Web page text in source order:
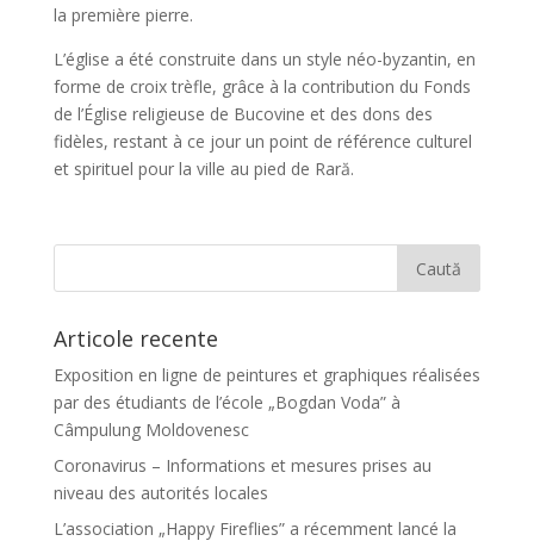
la première pierre.
L’église a été construite dans un style néo-byzantin, en
forme de croix trèfle, grâce à la contribution du Fonds
de l’Église religieuse de Bucovine et des dons des
fidèles, restant à ce jour un point de référence culturel
et spirituel pour la ville au pied de Rară.
Articole recente
Exposition en ligne de peintures et graphiques réalisées
par des étudiants de l’école „Bogdan Voda” à
Câmpulung Moldovenesc
Coronavirus – Informations et mesures prises au
niveau des autorités locales
L’association „Happy Fireflies” a récemment lancé la